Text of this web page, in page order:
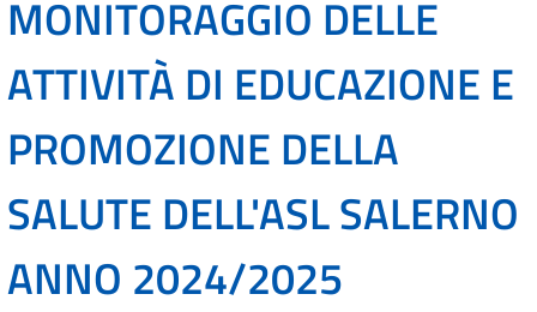
MONITORAGGIO DELLE
ATTIVITÀ DI EDUCAZIONE E
PROMOZIONE DELLA
SALUTE DELL'ASL SALERNO
ANNO 2024/2025